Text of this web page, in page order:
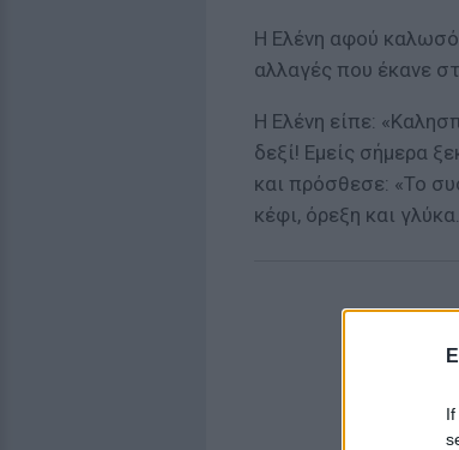
Η Ελένη αφού
αλλαγές που έκανε
Η Ελένη είπε:
δεξί! Εμείς σήμερα
και πρόσθεσε: «Το
κέφι, όρεξη και